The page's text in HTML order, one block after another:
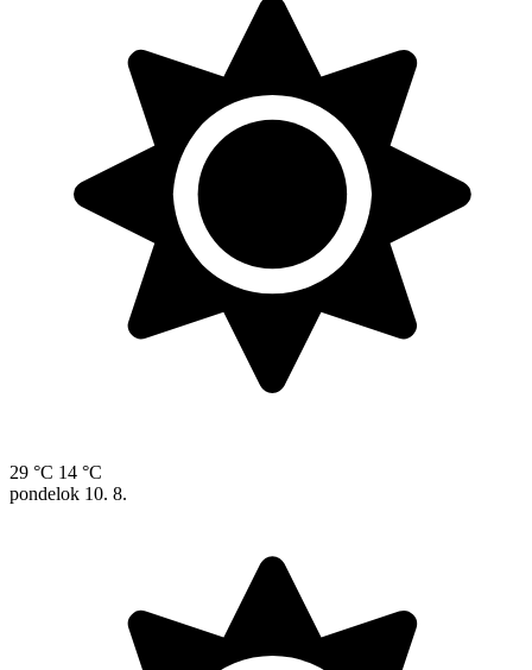
29 °C 14 °C
pondelok 10. 8.